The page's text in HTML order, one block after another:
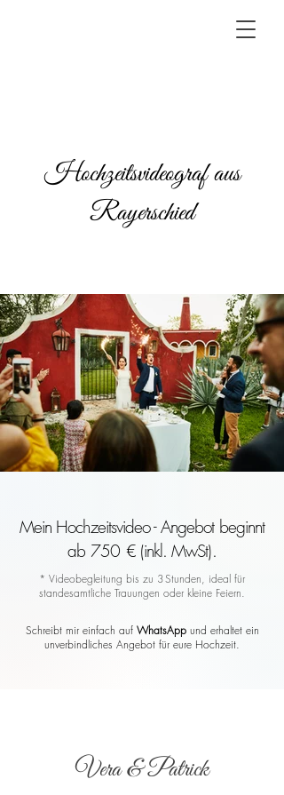
Hochzeitsvideograf aus
Rayerschied
Mein Hochzeitsvideo - Angebot beginnt
ab 750 € (inkl. MwSt).
* Videobegleitung bis zu 3 Stunden, ideal für
standesamtliche Trauungen oder kleine Feiern.
Schreibt mir einfach auf WhatsAppund erhaltet ein
unverbindliches Angebot für eure Hochzeit.
Vera & Patrick